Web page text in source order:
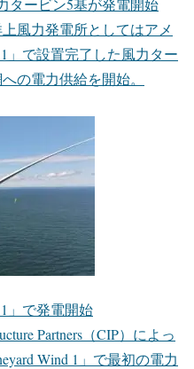
タービン5基が発電開始
風力発電所としてはアメ
」で設置完了した風力ター
の電力供給を開始。
」で発電開始
Partners（CIP）によっ
Wind 1」で最初の電力